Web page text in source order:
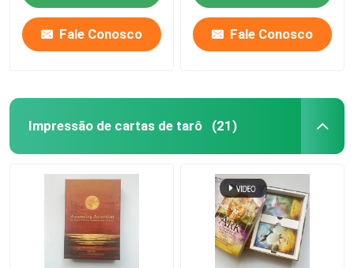
Fale Conosco Fale Conosco
Impressão de cartas de tarô (21)